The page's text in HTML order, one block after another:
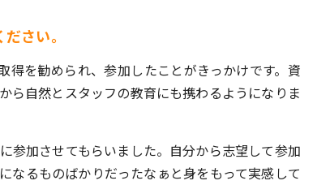
さい。
を勧められ、参加したことがきっかけです。資
ら自然とスタッフの教育にも携わるようになりま
参加させてもらいました。自分から志望して参加
なるものばかりだったなぁと身をもって実感して